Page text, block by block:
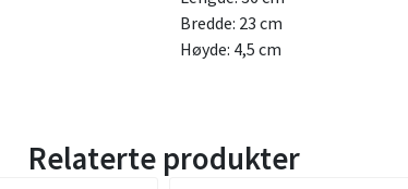
Bredde: 23 cm
Høyde: 4,5 cm
Relaterte produkter